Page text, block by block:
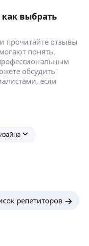
выбрать
прочитайте отзывы
понять,
обсудить
если
репетиторов